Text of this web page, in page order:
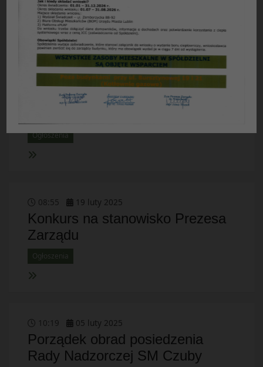
Porządek obrad Rady Nadzorczej
Ogłoszenia
04 kwiecień 2025
Ogłoszenia
08 55 19 luty 2025
Konkurs na stanowisko Prezesa
Zarządu
Ogłoszenia
10 19 05 luty 2025
Porządek obrad posiedzenia
Rady Nadzorczej SM Czuby